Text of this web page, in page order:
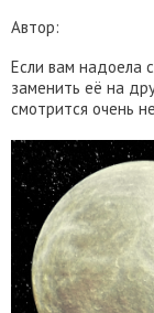
Автор:
Если вам надоела
заменить её на
смотрится очень